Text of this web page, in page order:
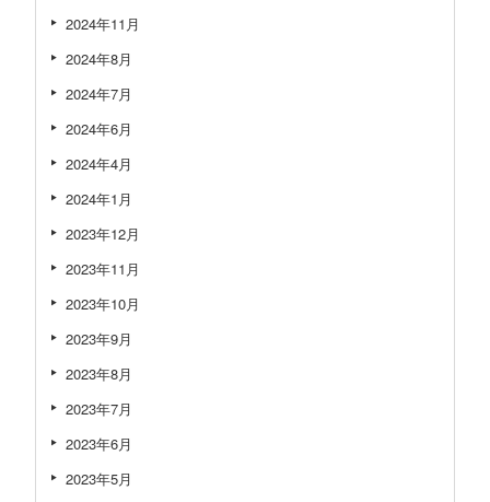
2024年11月
2024年8月
2024年7月
2024年6月
2024年4月
2024年1月
2023年12月
2023年11月
2023年10月
2023年9月
2023年8月
2023年7月
2023年6月
2023年5月